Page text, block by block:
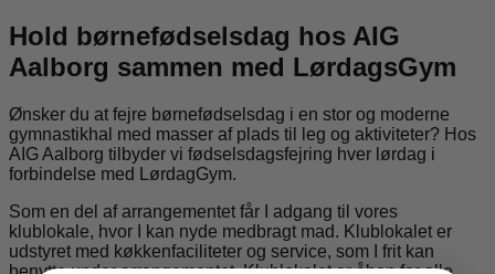
Hold børnefødselsdag hos AIG
Aalborg sammen med LørdagsGym
Ønsker du at fejre børnefødselsdag i en stor og moderne
gymnastikhal med masser af plads til leg og aktiviteter? Hos
AIG Aalborg tilbyder vi fødselsdagsfejring hver lørdag i
forbindelse med LørdagGym.
Som en del af arrangementet får I adgang til vores
klublokale, hvor I kan nyde medbragt mad. Klublokalet er
udstyret med køkkenfaciliteter og service, som I frit kan